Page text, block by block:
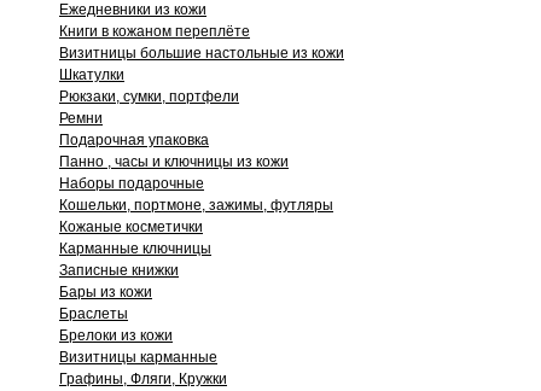
Ежедневники из кожи
Книги в кожаном переплёте
Визитницы большие настольные из кожи
Шкатулки
Рюкзаки, сумки, портфели
Ремни
Подарочная упаковка
Панно , часы и ключницы из кожи
Наборы подарочные
Кошельки, портмоне, зажимы, футляры
Кожаные косметички
Карманные ключницы
Записные книжки
Бары из кожи
Браслеты
Брелоки из кожи
Визитницы карманные
Графины, Фляги, Кружки